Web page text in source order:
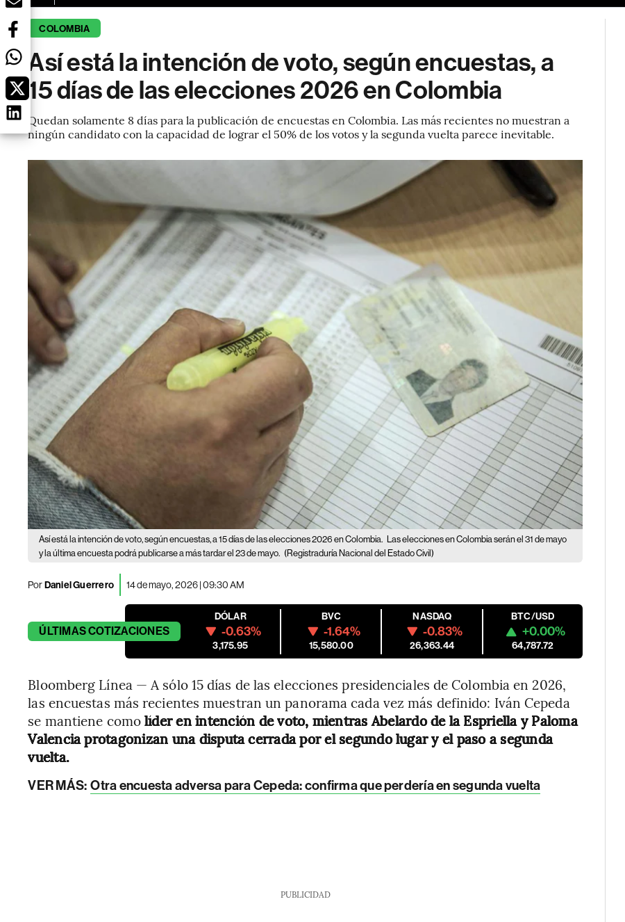
COLOMBIA
Así está la intención de voto, según encuestas, a
15 días de las elecciones 2026 en Colombia
Quedan solamente 8 días para la publicación de encuestas en Colombia. Las más recientes no muestran a
ningún candidato con la capacidad de lograr el 50% de los votos y la segunda vuelta parece inevitable.
Así está la intención de voto, según encuestas, a 15 días de las elecciones 2026 en Colombia. Las elecciones en Colombia serán el 31 de mayo
y la última encuesta podrá publicarse a más tardar el 23 de mayo. (Registraduría Nacional del Estado Civil)
PorDaniel Guerrero 14 de mayo, 2026 | 09:30 AM
ÚLTIMASCOTIZACIONES
DÓLAR
-0.63%
3,175.95
BVC
-1.64%
15,580.00
NASDAQ
-0.83%
26,363.44
BTC/USD
+0.00%
64,787.72
Bloomberg Línea — A sólo 15 días de las elecciones presidenciales de Colombia en 2026,
las encuestas más recientes muestran un panorama cada vez más definido: Iván Cepeda
se mantiene comolíder en intención de voto, mientras Abelardo de la Espriella y Paloma
Valencia protagonizan una disputa cerrada por el segundo lugar y el paso a segunda
vuelta.
VER MÁS: Otra encuesta adversa para Cepeda: confirma que perdería en segunda vuelta
PUBLICIDAD